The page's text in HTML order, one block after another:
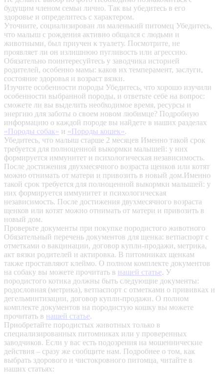
будущим членом семьи лично. Так вы убедитесь в его
здоровье и определитесь с характером.
Уточните, социализирован ли маленький питомец Убедитесь,
что малыш с рождения активно общался с людьми и
животными, был приучен к туалету. Посмотрите, не
проявляет ли он излишнюю пугливость или агрессию.
Обязательно поинтересуйтесь у заводчика историей
родителей, особенно мамы: каков их темперамент, заслуги,
состояние здоровья и возраст вязки.
Изучите особенности породы Убедитесь, что хорошо изучили
особенности выбранной породы, и ответьте себе на вопрос:
сможете ли вы выделить необходимое время, ресурсы и
энергию для заботы о своем новом любимце? Подробную
информацию о каждой породе вы найдете в наших разделах
«Породы собак» и «Породы кошек».
Убедитесь, что малыш старше 2 месяцев Именно такой срок
требуется для полноценной выкормки малышей: у них
формируется иммунитет и психологическая независимость.
После достижения двухмесячного возраста щенков или котят
можно отнимать от матери и привозить в новый дом.Именно
такой срок требуется для полноценной выкормки малышей: у
них формируется иммунитет и психологическая
независимость. После достижения двухмесячного возраста
щенков или котят можно отнимать от матери и привозить в
новый дом.
Проверьте документы при покупке породистого животного
Обязательный перечень документов для щенка: ветпаспорт с
отметками о вакцинации, договор купли-продажи, метрика,
акт вязки родителей и актировка. В питомниках щенкам
также проставляют клеймо. О полном комплекте документов
на собаку вы можете прочитать в нашей статье. У
породистого котика должны быть следующие документы:
родословная (метрика), ветпаспорт с отметками о прививках и
дегельминтизации, договор купли-продажи. О полном
комплекте документов на породистую кошку вы можете
прочитать в нашей статье.
Приобретайте породистых животных только в
специализированных питомниках или у проверенных
заводчиков. Если у вас есть подозрения на мошеннические
действия – сразу же сообщите нам. Подробнее о том, как
выбрать здорового и чистокровного питомца, читайте в
наших статьях: